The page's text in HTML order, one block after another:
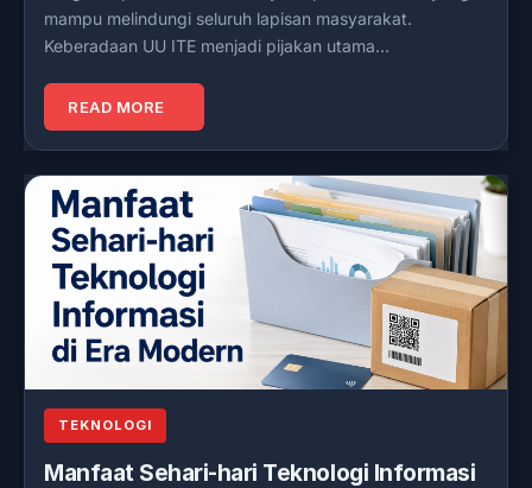
mampu melindungi seluruh lapisan masyarakat.
Keberadaan UU ITE menjadi pijakan utama…
READ MORE
TEKNOLOGI
Manfaat Sehari-hari Teknologi Informasi